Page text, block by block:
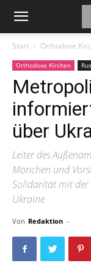
Start Orthodoxe
Orthodoxe Kirchen
über
Leiter des
Mönchen und
Solidarität mit der
Ukraine
Von Redaktion -